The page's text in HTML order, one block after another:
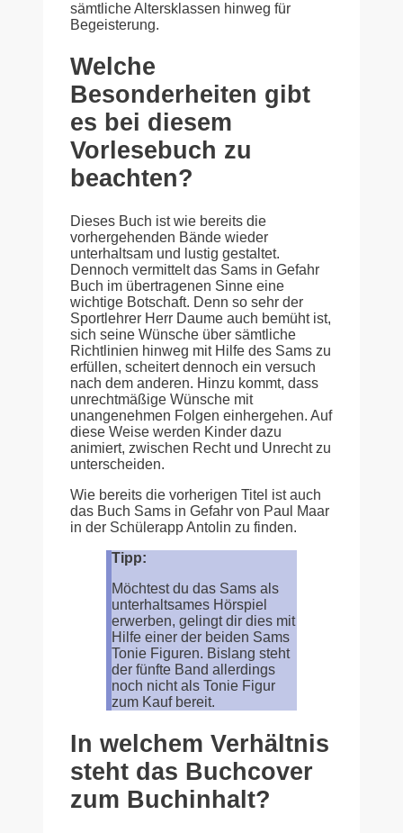
sämtliche Altersklassen hinweg für
Begeisterung.
Welche
Besonderheiten gibt
es bei diesem
Vorlesebuch zu
beachten?
Dieses Buch ist wie bereits die
vorhergehenden Bände wieder
unterhaltsam und lustig gestaltet.
Dennoch vermittelt das Sams in Gefahr
Buch im übertragenen Sinne eine
wichtige Botschaft. Denn so sehr der
Sportlehrer Herr Daume auch bemüht ist,
sich seine Wünsche über sämtliche
Richtlinien hinweg mit Hilfe des Sams zu
erfüllen, scheitert dennoch ein versuch
nach dem anderen. Hinzu kommt, dass
unrechtmäßige Wünsche mit
unangenehmen Folgen einhergehen. Auf
diese Weise werden Kinder dazu
animiert, zwischen Recht und Unrecht zu
unterscheiden.
Wie bereits die vorherigen Titel ist auch
das Buch Sams in Gefahr von Paul Maar
in der Schülerapp Antolin zu finden.
Tipp:
Möchtest du das Sams als
unterhaltsames Hörspiel
erwerben, gelingt dir dies mit
Hilfe einer der beiden Sams
Tonie Figuren. Bislang steht
der fünfte Band allerdings
noch nicht als Tonie Figur
zum Kauf bereit.
In welchem Verhältnis
steht das Buchcover
zum Buchinhalt?